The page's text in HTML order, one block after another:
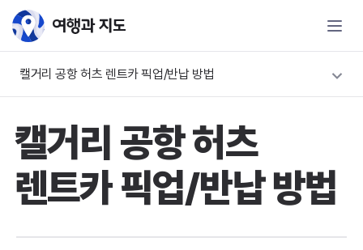
캘거리 공항 허츠 렌트카 픽업/반납 방법
캘거리 공항 허츠
렌트카 픽업/반납 방법